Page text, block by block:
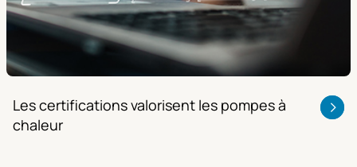
Les certifications valorisent les pompes à
chaleur